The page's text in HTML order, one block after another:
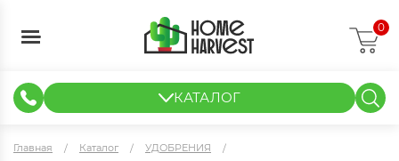
0
КАТАЛОГ
Главная Каталог
УДОБРЕНИЯ